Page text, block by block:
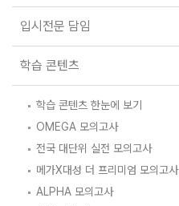
연간학사일정
캠퍼스생활
주간식단표
학원시설
오시는길
입시전문 담임
학습 콘텐츠
학습 콘텐츠 한눈에 보기
OMEGA 모의고사
전국 대단위 실전 모의고사
메가X대성 더 프리미엄 모의고사
ALPHA 모의고사